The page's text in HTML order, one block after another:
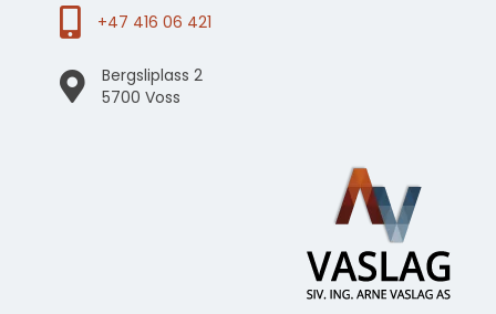
+47 416 06 421
Bergsliplass 2
5700 Voss